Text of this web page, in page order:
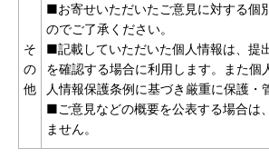
そ
の
他
■お寄せいただいたご意見に対する個
のでご了承ください。
■記載していただいた個人情報は、提
を確認する場合に利用します。また個
人情報保護条例に基づき厳重に保護・
■ご意見などの概要を公表する場合は
ません。